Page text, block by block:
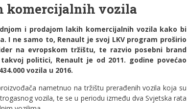
komercijalnih vozila
i prodajom lakih komercijalnih vozila kako bi
I ne samo to, Renault je svoj LKV program proširio
na evropskom tržištu, te razvio posebni brand
politici, Renault je od 2011. godine povećao
vozila u 2016.
nametnuo na tržištu prerađenih vozila koja su
vozila, te se u periodu između dva Svjetska rata